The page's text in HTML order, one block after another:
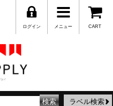
CART
メニュー
ログイン
ラベル検索